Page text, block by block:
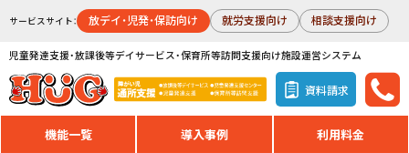
サービスサイト： 放デイ・児発・保訪向け 就労支援向け 相談支援向け
児童発達支援・放課後等デイサービス・保育所等訪問支援向け施設運営システム
資料請求
機能一覧 導入事例 利用料金